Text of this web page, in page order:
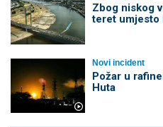
Zbog niskog
teret umjesto
Novi incident
Požar u
Huta